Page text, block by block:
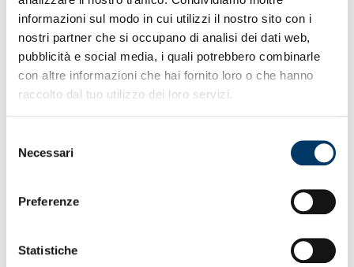
informazioni sul modo in cui utilizzi il nostro sito con i
nostri partner che si occupano di analisi dei dati web,
pubblicità e social media, i quali potrebbero combinarle
con altre informazioni che hai fornito loro o che hanno
raccolto dal tuo utilizzo dei loro servizi.
delNecessari
Preferenze
Statistiche
CATEGORIES
Giovanile
Partite
Stampa